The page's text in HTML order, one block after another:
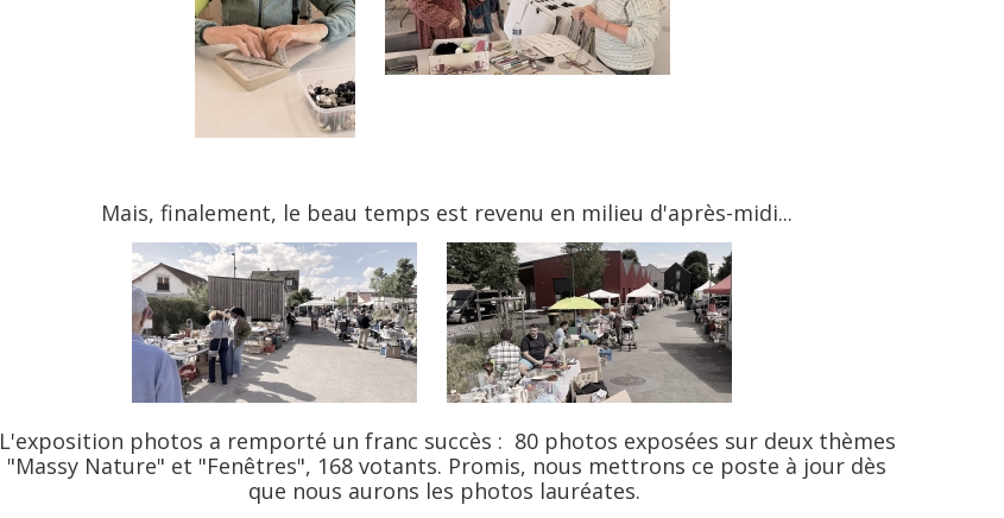
Mais, finalement, le beau temps est revenu en milieu d'après-midi...
L'exposition photos a remporté un franc succès : 80 photos exposées sur deux thèmes
"Massy Nature" et "Fenêtres", 168 votants. Promis, nous mettrons ce poste à jour dès
que nous aurons les photos lauréates.